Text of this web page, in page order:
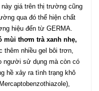
giá trên thị trường cũng
qua đó thể hiện chất
hiệu đến từ GERMA.
mùi thơm trà xanh nhẹ,
thêm nhiều gel bôi trơn,
người sử dụng mà còn có
hề xảy ra tình trạng khô